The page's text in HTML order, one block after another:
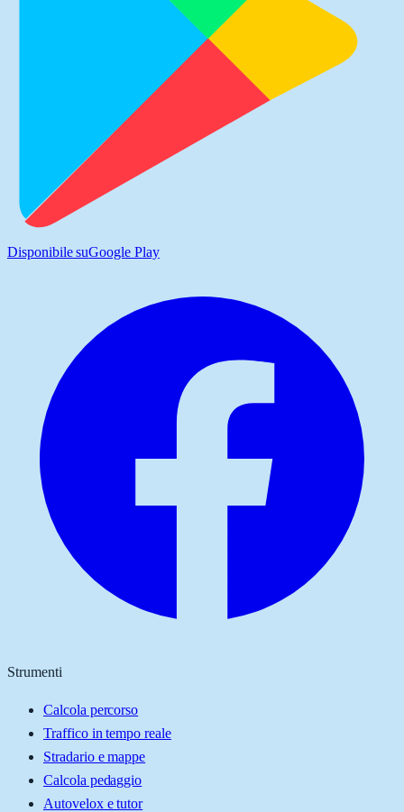
Disponibile suGoogle Play
Strumenti
Calcola percorso
Traffico in tempo reale
Stradario e mappe
Calcola pedaggio
Autovelox e tutor